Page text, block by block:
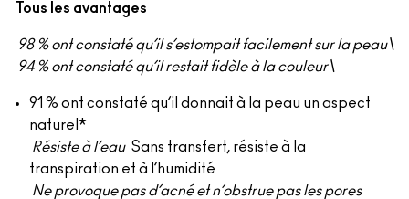
Tous les avantages
98 % ont constaté qu’il s’estompait facilement sur la peau\
94 % ont constaté qu’il restait fidèle à la couleur\
91 % ont constaté qu’il donnait à la peau un aspect
naturel*
Résiste à l’eau Sans transfert, résiste à la
transpiration et à l’humidité
Ne provoque pas d’acné et n’obstrue pas les pores